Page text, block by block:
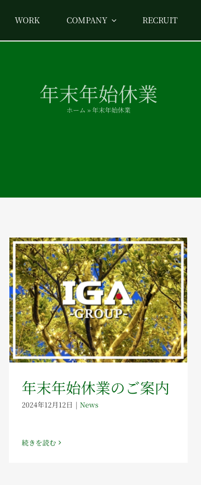
WORK COMPANY RECRUIT
年末年始休業
ホーム »年末年始休業
年末年始休業のご案内
2024年12月12日 | News
続きを読む